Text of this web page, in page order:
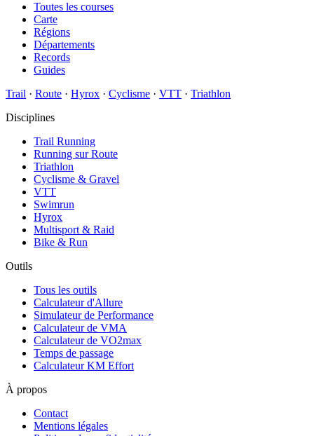
Toutes les courses
Carte
Régions
Départements
Records
Guides
Trail · Route · Hyrox · Cyclisme · VTT · Triathlon
Disciplines
Trail Running
Running sur Route
Triathlon
Cyclisme & Gravel
VTT
Swimrun
Hyrox
Multisport & Raid
Bike & Run
Outils
Tous les outils
Calculateur d'Allure
Simulateur de Performance
Calculateur de VMA
Calculateur de VO2max
Temps de passage
Calculateur KM Effort
À propos
Contact
Mentions légales